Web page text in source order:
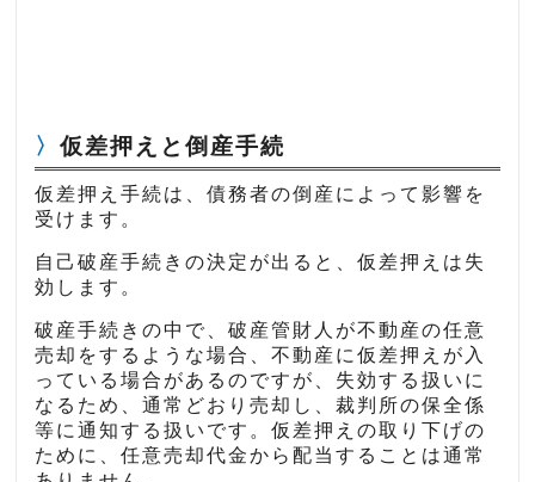
仮差押えと倒産手続
仮差押え手続は、債務者の倒産によって影響を
受けます。
自己破産手続きの決定が出ると、仮差押えは失
効します。
破産手続きの中で、破産管財人が不動産の任意
売却をするような場合、不動産に仮差押えが入
っている場合があるのですが、失効する扱いに
なるため、通常どおり売却し、裁判所の保全係
等に通知する扱いです。仮差押えの取り下げの
ために、任意売却代金から配当することは通常